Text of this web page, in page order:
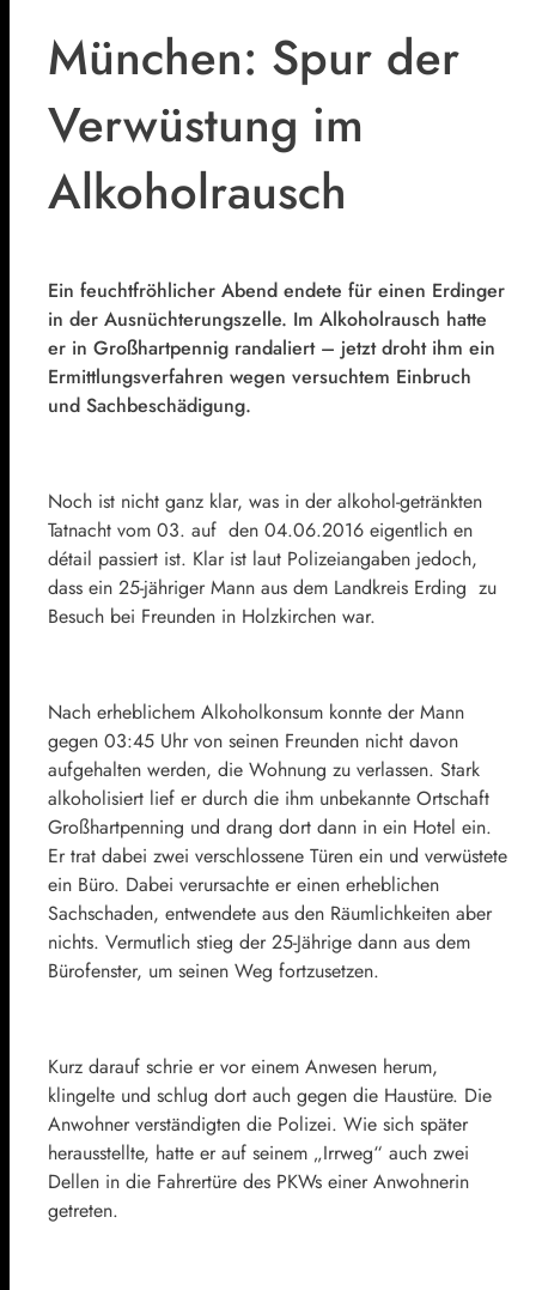
München: Spur der
Verwüstung im
Alkoholrausch
Ein feuchtfröhlicher Abend endete für einen Erdinger
in der Ausnüchterungszelle. Im Alkoholrausch hatte
er in Großhartpennig randaliert – jetzt droht ihm ein
Ermittlungsverfahren wegen versuchtem Einbruch
und Sachbeschädigung.
Noch ist nicht ganz klar, was in der alkohol-getränkten
Tatnacht vom 03. auf den 04.06.2016 eigentlich en
détail passiert ist. Klar ist laut Polizeiangaben jedoch,
dass ein 25-jähriger Mann aus dem Landkreis Erding zu
Besuch bei Freunden in Holzkirchen war.
Nach erheblichem Alkoholkonsum konnte der Mann
gegen 03:45 Uhr von seinen Freunden nicht davon
aufgehalten werden, die Wohnung zu verlassen. Stark
alkoholisiert lief er durch die ihm unbekannte Ortschaft
Großhartpenning und drang dort dann in ein Hotel ein.
Er trat dabei zwei verschlossene Türen ein und verwüstete
ein Büro. Dabei verursachte er einen erheblichen
Sachschaden, entwendete aus den Räumlichkeiten aber
nichts. Vermutlich stieg der 25-Jährige dann aus dem
Bürofenster, um seinen Weg fortzusetzen.
Kurz darauf schrie er vor einem Anwesen herum,
klingelte und schlug dort auch gegen die Haustüre. Die
Anwohner verständigten die Polizei. Wie sich später
herausstellte, hatte er auf seinem „Irrweg“ auch zwei
Dellen in die Fahrertüre des PKWs einer Anwohnerin
getreten.